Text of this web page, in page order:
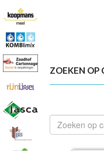
ZOEKEN OP